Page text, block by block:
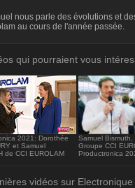
iframe>
nous parle des évolutions et
au cours de l'année passée.
qui pourraient vous
2021: Dorothée
et Samuel
de CCI EUROLAM
Samuel Bismuth,
Groupe CCI
Productronica
vidéos sur Electronique